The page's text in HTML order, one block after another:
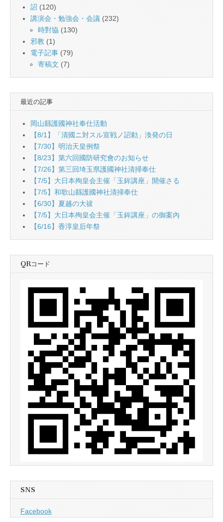
詔 (120)
講演会・勉強会・会議 (232)
時對協 (130)
邪教 (1)
電子記事 (79)
寄稿文 (7)
最近の記事
岡山縣護國神社奉仕活動
【8/1】「清國ニ対スル宣戦ノ詔勅」渙発の日
【7/30】明治天皇例祭
【8/23】第六回國防研究會のお知らせ
【7/26】第三回埼玉県護國神社清掃奉仕
【7/5】大日本殉皇会主催「玉鉾講座」開催さる
【7/5】和歌山縣護國神社清掃奉仕
【6/30】夏越の大祓
【7/5】大日本殉皇会主催「玉鉾講座」の御案內
【6/16】香淳皇后年祭
QRコード
SNS
Facebook